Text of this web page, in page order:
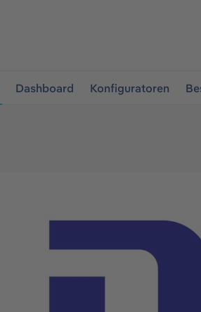
Dashboard Konfiguratoren